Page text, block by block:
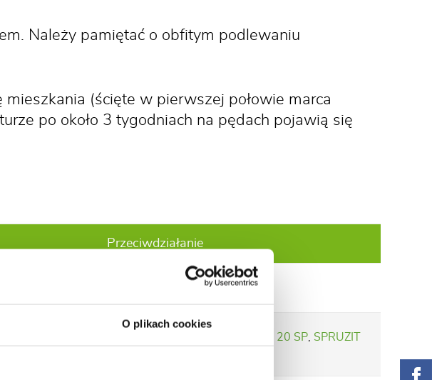
O plikach cookies
Należy pamiętać o obfitym podlewaniu
(ścięte w pierwszej połowie marca
po około 3 tygodniach na pędach pojawią się
Przeciwdziałanie
MOSPILAN® 20 SP
MOSPILAN® 20 SP SPRUZIT